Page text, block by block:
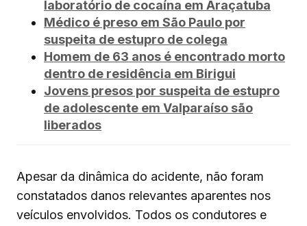
laboratório de cocaína em Araçatuba
Médico é preso em São Paulo por
suspeita de estupro de colega
Homem de 63 anos é encontrado morto
dentro de residência em Birigui
Jovens presos por suspeita de estupro
de adolescente em Valparaíso são
liberados
Apesar da dinâmica do acidente, não foram
constatados danos relevantes aparentes nos
veículos envolvidos. Todos os condutores e